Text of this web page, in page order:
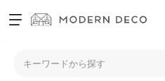
モダンデコTOP コラム